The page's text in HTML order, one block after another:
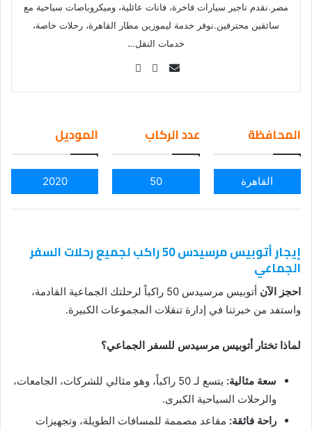
مصر.نقدم تاجير سيارات فاخرة، فانات عائلية، وميكروباصات سياحية مع
سائقين محترفين.نوفر خدمة ليموزين مطار القاهرة، رحلات خاصة،
خدمات النقل…
Se
ail
المحافظة
القاهرة
عدد الركاب
50
الموديل
2020
إيجار أتوبيس مرسيدس 50 راكب لجميع رحلات السفر
الجماعي
احجز الآن
أتوبيس مرسيدس 50 راكباً لرحلتك الجماعية القادمة،
واستفد من خبرتنا في إدارة تنقلات المجموعات الكبيرة.
لماذا تختار أتوبيس مرسيدس للسفر الجماعي؟
سعة مثالية:
يتسع لـ 50 راكباً، وهو مثالي للشركات، الجامعات،
والرحلات السياحية الكبرى.
راحة فائقة: مقاعد مصممة للمسافات الطويلة، وتجهيزات